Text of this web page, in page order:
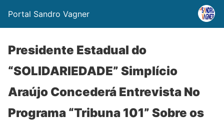
Portal Sandro Vagner
Presidente Estadual do
“SOLIDARIEDADE” Simplício
Araújo Concederá Entrevista No
Programa “Tribuna 101” Sobre os